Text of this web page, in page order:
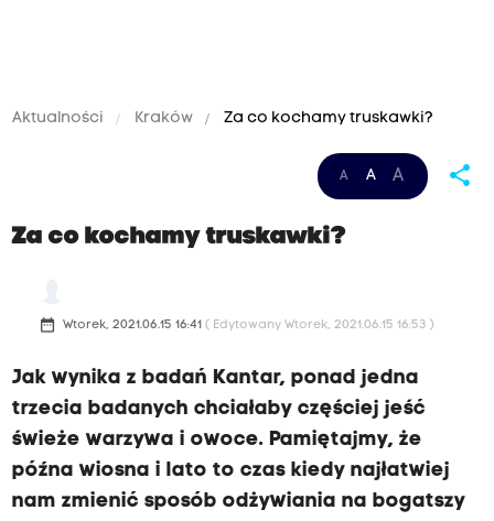
Aktualności Kraków Za co kochamy truskawki?
A A A share
Za co kochamy truskawki?
date_range Wtorek, 2021.06.15 16:41 ( Edytowany Wtorek, 2021.06.15 16:53 )
Jak wynika z badań Kantar, ponad jedna
trzecia badanych chciałaby częściej jeść
świeże warzywa i owoce. Pamiętajmy, że
późna wiosna i lato to czas kiedy najłatwiej
nam zmienić sposób odżywiania na bogatszy